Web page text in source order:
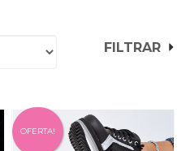
FILTRAR
OFERTA!